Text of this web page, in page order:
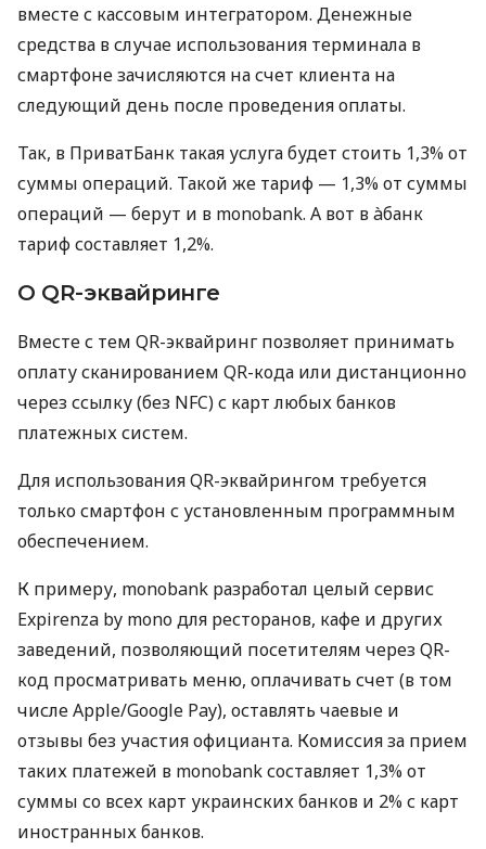
вместе с кассовым интегратором. Денежные
средства в случае использования терминала в
смартфоне зачисляются на счет клиента на
следующий день после проведения оплаты.
Так, в ПриватБанк такая услуга будет стоить 1,3% от
суммы операций. Такой же тариф — 1,3% от суммы
операций — берут и в monobank. А вот в àбанк
тариф составляет 1,2%.
О QR-эквайринге
Вместе с тем QR-эквайринг позволяет принимать
оплату сканированием QR-кода или дистанционно
через ссылку (без NFC) с карт любых банков
платежных систем.
Для использования QR-эквайрингом требуется
только смартфон с установленным программным
обеспечением.
К примеру, monobank разработал целый сервис
Expirenza by mono для ресторанов, кафе и других
заведений, позволяющий посетителям через QR-
код просматривать меню, оплачивать счет (в том
числе Apple/Google Pay), оставлять чаевые и
отзывы без участия официанта. Комиссия за прием
таких платежей в monobank составляет 1,3% от
суммы со всех карт украинских банков и 2% с карт
иностранных банков.